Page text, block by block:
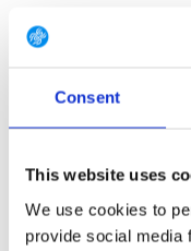
Consent
This website uses
We use cookies to
provide social media
main compartment for
GRATIS LEVERING
14 DAGEN